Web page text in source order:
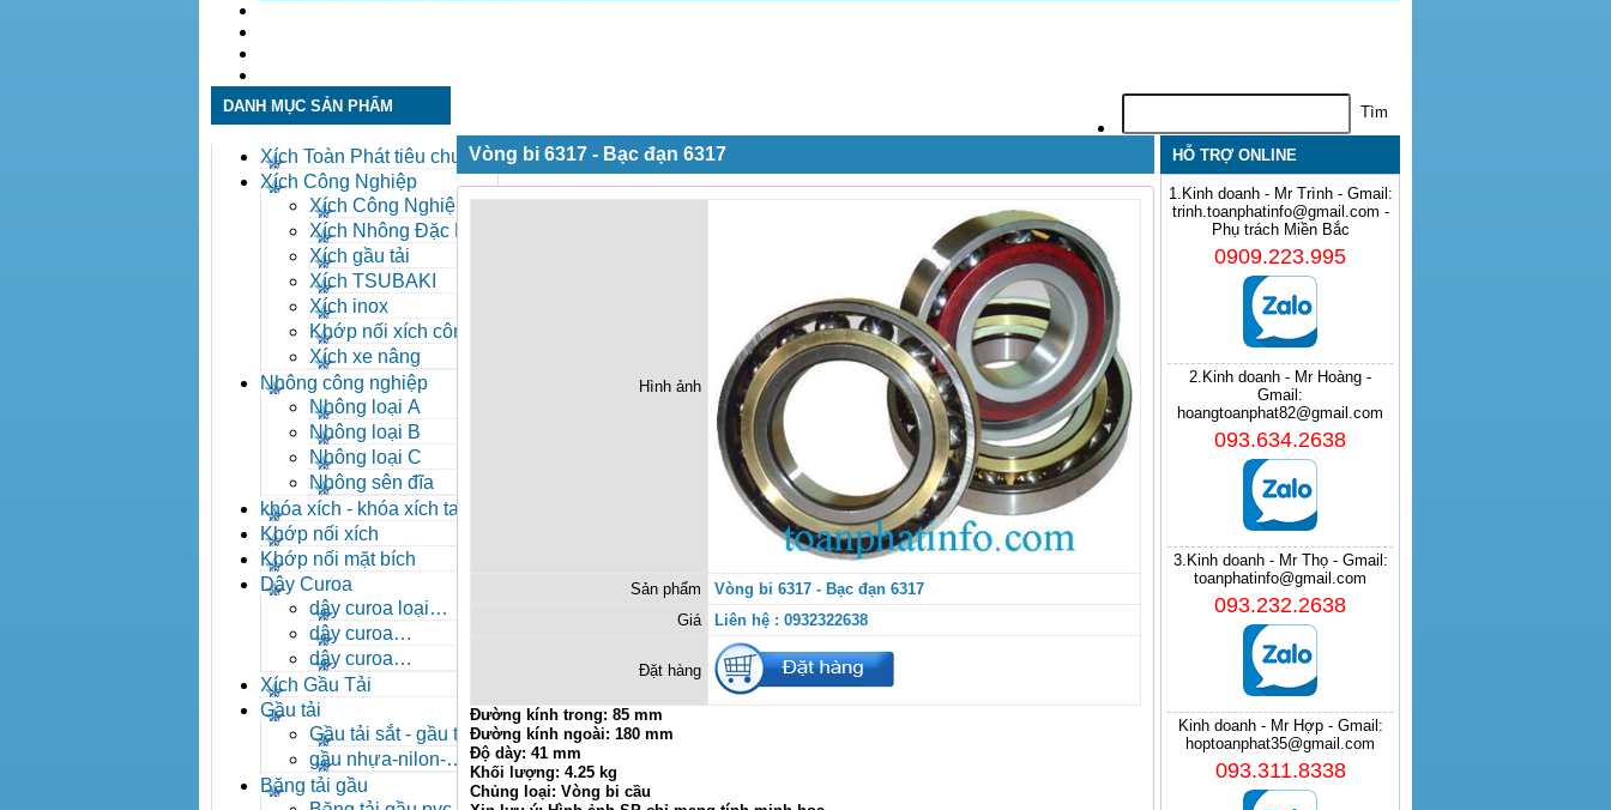
DANH MỤC SẢN PHẨM
Xích Toàn Phát tiêu chuẩn
ANSI
Xích Công Nghiệp
Xích Công Nghiệp -
Xich Cong Nghiep
Xích Nhông Đặc Biệt
Xích gầu tải
Xích TSUBAKI
Xích inox
Khớp nối xích công
nghiệp
Xích xe nâng
Nhông công nghiệp
Nhông loại A
Nhông loại B
Nhông loại C
Nhông sên đĩa
khóa xích - khóa xích tai eo
- khóa xích công nghiệp
Khớp nối xích
Khớp nối mặt bích
Dây Curoa
dây curoa loại
A,B,C,D,E
dây curoa
SPZ,SPA,SPB,SPC
dây curoa
XPZ,XPA,XPB,XPC
Xích Gầu Tải
Gầu tải
Gầu tải sắt - gầu tải
inox
gầu nhựa-nilon-
HDPE
Băng tải gầu
Vòng bi 6317 - Bạc đạn 6317
Hình ảnh
Sản phẩm
Vòng bi 6317 - Bạc đạn 6317
Giá
Liên hệ : 0932322638
Đặt hàng
Đường kính trong: 85 mm
Đường kính ngoài: 180 mm
Độ dày: 41 mm
Khối lượng: 4.25 kg
Chủng loại: Vòng bi cầu
HỖ TRỢ ONLINE
1.Kinh doanh - Mr Trình - Gmail:
trinh.toanphatinfo@gmail.com -
Phụ trách Miền Bắc
0909.223.995
2.Kinh doanh - Mr Hoàng -
Gmail:
hoangtoanphat82@gmail.com
093.634.2638
3.Kinh doanh - Mr Thọ - Gmail:
toanphatinfo@gmail.com
093.232.2638
Kinh doanh - Mr Hợp - Gmail:
hoptoanphat35@gmail.com
093.311.8338